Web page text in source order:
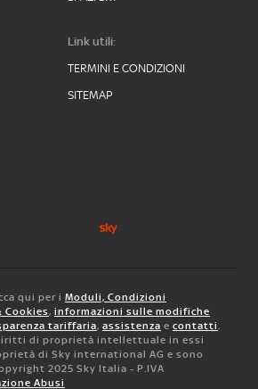
Link utili:
TERMINI E CONDIZIONI
SITEMAP
qui per i Moduli, Condizioni
Cookies, informazioni sulle modifiche
tariffaria, assistenza e contatti.
di proprietà intellettuale in essi
di Sky international AG e sono
2025 Sky Italia - P.IVA
Abusi